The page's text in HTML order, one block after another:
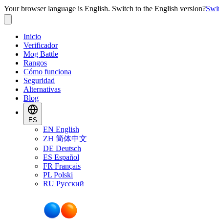
Your browser language is English. Switch to the English version?
Inicio
Verificador
Mog Battle
Rangos
Cómo funciona
Seguridad
Alternativas
Blog
ES
EN English
ZH 简体中文
DE Deutsch
ES Español
FR Français
PL Polski
RU Русский